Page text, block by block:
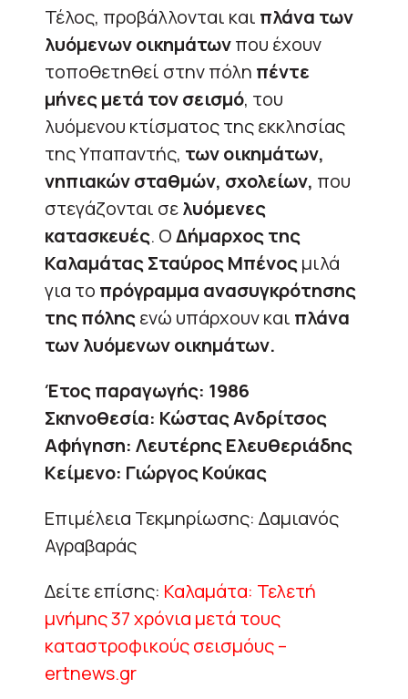
Τέλος, προβάλλονται και πλάνα των
λυόμενων οικημάτωνπου έχουν
τοποθετηθεί στην πόλη πέντε
μήνες μετά τον σεισμό, του
λυόμενου κτίσματος της εκκλησίας
της Υπαπαντής, των οικημάτων,
νηπιακών σταθμών, σχολείων, που
στεγάζονται σελυόμενες
κατασκευές. ΟΔήμαρχος της
Καλαμάτας Σταύρος Μπένοςμιλά
για το πρόγραμμα ανασυγκρότησης
της πόληςενώ υπάρχουν και πλάνα
των λυόμενων οικημάτων.
Έτος παραγωγής: 1986
Σκηνοθεσία: Κώστας Ανδρίτσος
Αφήγηση: Λευτέρης Ελευθεριάδης
Κείμενο: Γιώργος Κούκας
Επιμέλεια Τεκμηρίωσης: Δαμιανός
Αγραβαράς
Δείτε επίσης: Καλαμάτα: Τελετή
μνήμης 37 χρόνια μετά τους
καταστροφικούς σεισμόυς –
ertnews.gr